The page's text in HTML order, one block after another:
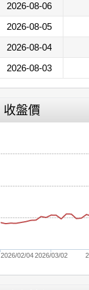
2026-08-06
2026-08-05
2026-08-04
2026-08-03
收盤價
2026/02/042026/03/02